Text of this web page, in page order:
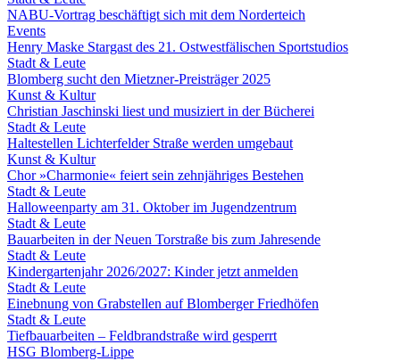
NABU-Vortrag beschäftigt sich mit dem Norderteich
Events
Henry Maske Stargast des 21. Ostwestfälischen Sportstudios
Stadt & Leute
Blomberg sucht den Mietzner-Preisträger 2025
Kunst & Kultur
Christian Jaschinski liest und musiziert in der Bücherei
Stadt & Leute
Haltestellen Lichterfelder Straße werden umgebaut
Kunst & Kultur
Chor »Charmonie« feiert sein zehnjähriges Bestehen
Stadt & Leute
Halloweenparty am 31. Oktober im Jugendzentrum
Stadt & Leute
Bauarbeiten in der Neuen Torstraße bis zum Jahresende
Stadt & Leute
Kindergartenjahr 2026/2027: Kinder jetzt anmelden
Stadt & Leute
Einebnung von Grabstellen auf Blomberger Friedhöfen
Stadt & Leute
Tiefbauarbeiten – Feldbrandstraße wird gesperrt
HSG Blomberg-Lippe